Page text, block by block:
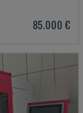
85.000 €